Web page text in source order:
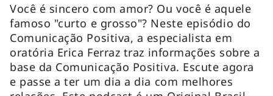
Você é sincero com amor? Ou você é aquele
famoso "curto e grosso"? Neste episódio do
Comunicação Positiva, a especialista em
oratória Erica Ferraz traz informações sobre a
base da Comunicação Positiva. Escute agora
e passe a ter um dia a dia com melhores